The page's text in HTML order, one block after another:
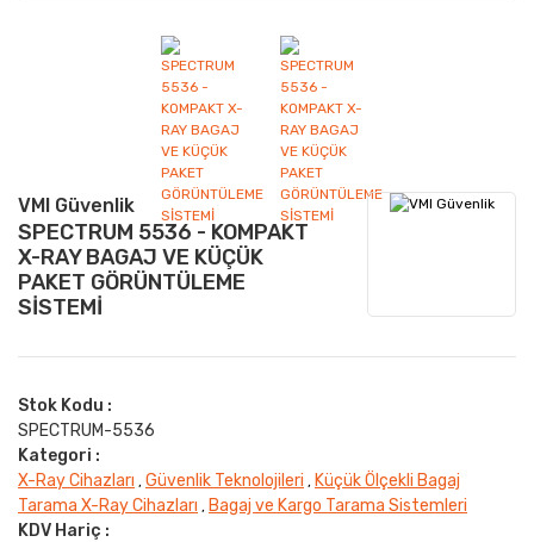
VMI Güvenlik
SPECTRUM 5536 - KOMPAKT
X-RAY BAGAJ VE KÜÇÜK
PAKET GÖRÜNTÜLEME
SİSTEMİ
Stok Kodu :
SPECTRUM-5536
Kategori :
X-Ray Cihazları , Güvenlik Teknolojileri , Küçük Ölçekli Bagaj
Tarama X-Ray Cihazları , Bagaj ve Kargo Tarama Sistemleri
KDV Hariç :